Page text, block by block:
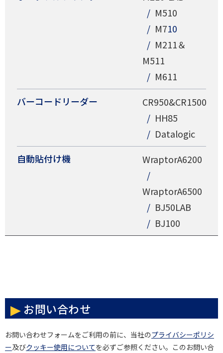
M510
M710
M211＆
M511
M611
バーコードリーダー
CR950&CR1500
HH85
Datalogic
自動貼付け機
WraptorA6200
WraptorA6500
BJ50LAB
BJ100
お問い合わせ
お問い合わせフォームをご利用の前に、当社のプライバシーポリシ
ー及びクッキー使用についてを必ずご参照ください。このお問い合